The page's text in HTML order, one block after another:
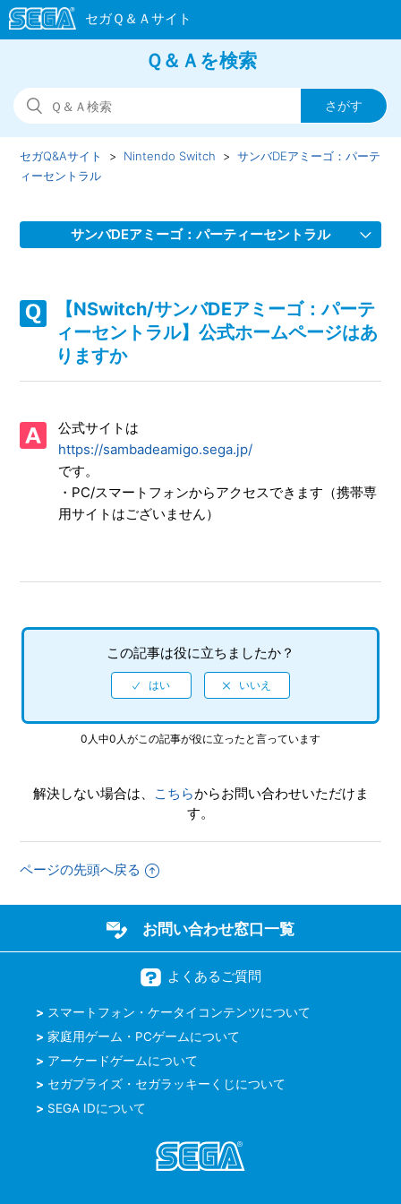
Ｑ＆Ａを検索
セガQ&Aサイト Nintendo Switch
サンバDEアミーゴ：パーテ
ィーセントラル
サンバDEアミーゴ：パーティーセントラル
Meta Quest 版の問い合わせ先はどこですか
【NSwitch/サンバDEアミーゴ：パーティーセントラル】取
扱説明書（マニュアル）はどこかで見られますか
レイ動画やゲーム画面写真を、動画サイト／SNS等で公開し
てもいいですか
【NSwitch/サンバDEアミーゴ：パーティーセントラル】
「キャプチャーボタン」のスクリーンショット撮影や、「キ
【NSwitch/サンバDEアミーゴ：パーティーセントラル】曲
と操作のタイミングにズレがあります
せかえできるのはアミーゴだけですか
易度NORMAL、HARD、SUPER HARDの具体的な違いは何で
易度設定はありますか
ンラインプレイでボイスチャットをすることはできますか
【NSwitch/サンバDEアミーゴ：パーテ
ィーセントラル】公式ホームページはあ
りますか
公式サイトは
https://sambadeamigo.sega.jp/
です。
・PC/スマートフォンからアクセスできます（携帯専
用サイトはございません）
この記事は役に立ちましたか？
0人中0人がこの記事が役に立ったと言っています
解決しない場合は、 こちらからお問い合わせいただけま
す。
ページの先頭へ戻る
お問い合わせ窓口一覧
よくあるご質問
スマートフォン・ケータイコンテンツについて
家庭用ゲーム・PCゲームについて
アーケードゲームについて
セガプライズ・セガラッキーくじについて
SEGA IDについて